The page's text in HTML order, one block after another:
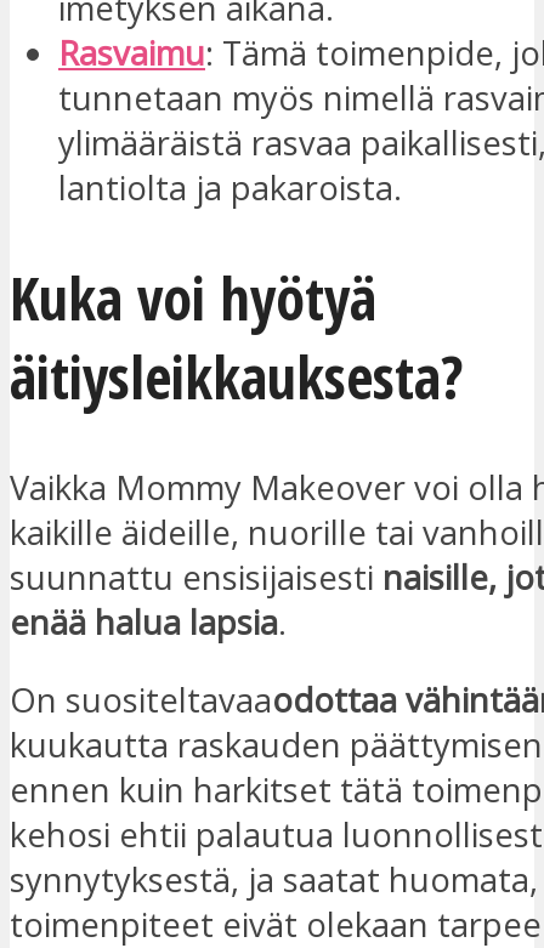
Rasvaimu: Tämä toimenpide,
tunnetaan myös nimellä
ylimääräistä rasvaa
lantiolta ja pakaroista.
Kuka voi hyötyä
äitiysleikkauksesta?
Vaikka Mommy Makeover voi olla
kaikille äideille, nuorille tai
suunnattu ensisijaisesti naisille,
enää halua lapsia.
On suositeltavaaodottaa
kuukautta raskauden
ennen kuin harkitset tätä
kehosi ehtii palautua
synnytyksestä, ja saatat
toimenpiteet eivät olekaan